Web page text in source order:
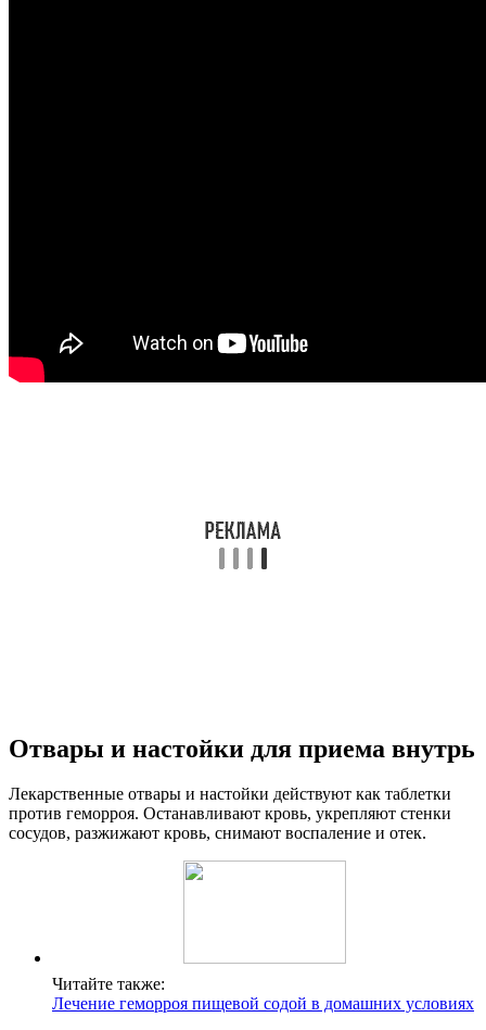
Отвары и настойки для приема внутрь
Лекарственные отвары и настойки действуют как таблетки
против геморроя. Останавливают кровь, укрепляют стенки
сосудов, разжижают кровь, снимают воспаление и отек.
Читайте также:
Лечение геморроя пищевой содой в домашних условиях